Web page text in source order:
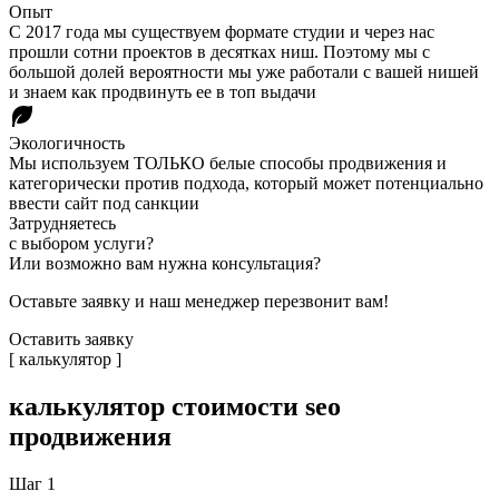
Опыт
С 2017 года мы существуем формате студии и через нас
прошли сотни проектов в десятках ниш. Поэтому мы с
большой долей вероятности мы уже работали с вашей нишей
и знаем как продвинуть ее в топ выдачи
Экологичность
Мы используем ТОЛЬКО белые способы продвижения и
категорически против подхода, который может потенциально
ввести сайт под санкции
Затрудняетесь
с выбором услуги?
Или возможно вам нужна консультация?
Оставьте заявку и наш менеджер перезвонит вам!
Оставить заявку
[ калькулятор ]
калькулятор стоимости seo
продвижения
Шаг 1